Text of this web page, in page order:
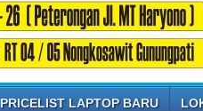
PRICELIST LAPTOP BARU